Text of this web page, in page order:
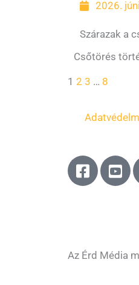
2026.
Szárazak a
Csőtörés
1 2 3 … 8
F
a
o
Y
o
e
Az Érd Média